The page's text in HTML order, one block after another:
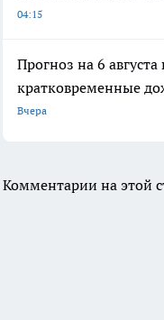
04:15
Прогноз на 6
кратковременные
Вчера
Комментарии на этой